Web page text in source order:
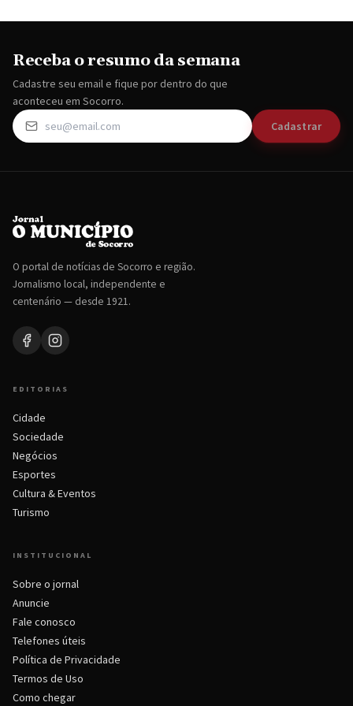
Receba o resumo da semana
Cadastre seu email e fique por dentro do que
aconteceu em Socorro.
Cadastrar
O portal de notícias de Socorro e região.
Jornalismo local, independente e
centenário — desde 1921.
EDITORIAS
Cidade
Sociedade
Negócios
Esportes
Cultura & Eventos
Turismo
INSTITUCIONAL
Sobre o jornal
Anuncie
Fale conosco
Telefones úteis
Política de Privacidade
Termos de Uso
Como chegar